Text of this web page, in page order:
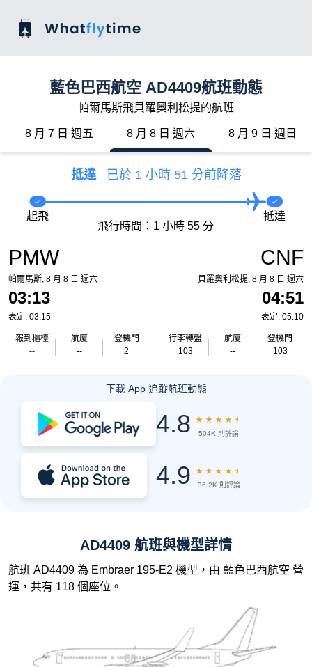
藍色巴西航空 AD4409航班動態
帕爾馬斯飛貝羅奧利松提的航班
8 月 7 日 週五 8 月 8 日 週六 8 月 9 日 週日
抵達 已於 1 小時 51 分前降落
PMW
帕爾馬斯, 8 月 8 日 週六
03:13
表定: 03:15
報到櫃檯
--
航廈
--
登機門
2
起飛
飛行時間：1 小時 55 分
抵達
CNF
貝羅奧利松提, 8 月 8 日 週六
04:51
表定: 05:10
行李轉盤
103
航廈
--
登機門
103
下載 App 追蹤航班動態
4.8 ★ ★ ★ ★ ★
504K 則評論
4.9 ★ ★ ★ ★ ★
36.2K 則評論
AD4409 航班與機型詳情
航班 AD4409 為 Embraer 195-E2 機型，由 藍色巴西航空 營
運，共有 118 個座位。